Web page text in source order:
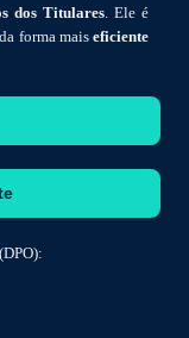
dos Titulares. Ele é
forma mais eficiente